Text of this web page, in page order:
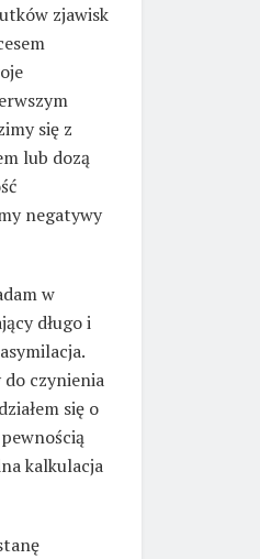
zjawisk
się z
lub dozą
negatywy
w
długo i
do czynienia
się o
kalkulacja